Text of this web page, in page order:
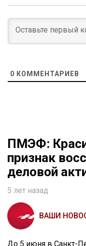
0 КОММЕНТАРИЕВ
ПМЭФ:
признак
деловой
5 лет назад
ВАШИ
До 5 июня в Санкт-